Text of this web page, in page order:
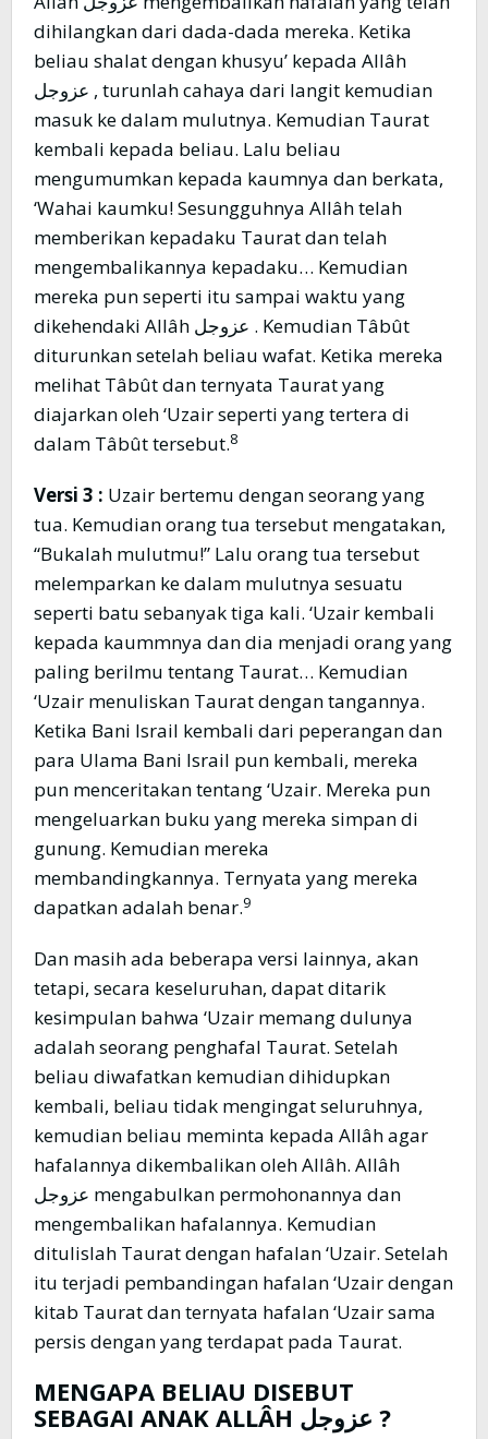
dihilangkan dari dada-dada mereka. Ketika
beliau shalat dengan khusyu’ kepada Allâh
عزوجل , turunlah cahaya dari langit kemudian
masuk ke dalam mulutnya. Kemudian Taurat
kembali kepada beliau. Lalu beliau
mengumumkan kepada kaumnya dan berkata,
‘Wahai kaumku! Sesungguhnya Allâh telah
memberikan kepadaku Taurat dan telah
mengembalikannya kepadaku… Kemudian
mereka pun seperti itu sampai waktu yang
dikehendaki Allâh عزوجل . Kemudian Tâbût
diturunkan setelah beliau wafat. Ketika mereka
melihat Tâbût dan ternyata Taurat yang
diajarkan oleh ‘Uzair seperti yang tertera di
dalam Tâbût tersebut.8
Versi 3 : Uzair bertemu dengan seorang yang
tua. Kemudian orang tua tersebut mengatakan,
“Bukalah mulutmu!” Lalu orang tua tersebut
melemparkan ke dalam mulutnya sesuatu
seperti batu sebanyak tiga kali. ‘Uzair kembali
kepada kaummnya dan dia menjadi orang yang
paling berilmu tentang Taurat… Kemudian
‘Uzair menuliskan Taurat dengan tangannya.
Ketika Bani Israil kembali dari peperangan dan
para Ulama Bani Israil pun kembali, mereka
pun menceritakan tentang ‘Uzair. Mereka pun
mengeluarkan buku yang mereka simpan di
gunung. Kemudian mereka
membandingkannya. Ternyata yang mereka
dapatkan adalah benar.9
Dan masih ada beberapa versi lainnya, akan
tetapi, secara keseluruhan, dapat ditarik
kesimpulan bahwa ‘Uzair memang dulunya
adalah seorang penghafal Taurat. Setelah
beliau diwafatkan kemudian dihidupkan
kembali, beliau tidak mengingat seluruhnya,
kemudian beliau meminta kepada Allâh agar
hafalannya dikembalikan oleh Allâh. Allâh
عزوجل mengabulkan permohonannya dan
mengembalikan hafalannya. Kemudian
ditulislah Taurat dengan hafalan ‘Uzair. Setelah
itu terjadi pembandingan hafalan ‘Uzair dengan
kitab Taurat dan ternyata hafalan ‘Uzair sama
persis dengan yang terdapat pada Taurat.
MENGAPA BELIAU DISEBUT
SEBAGAI ANAK ALLÂH
عزوجل ?